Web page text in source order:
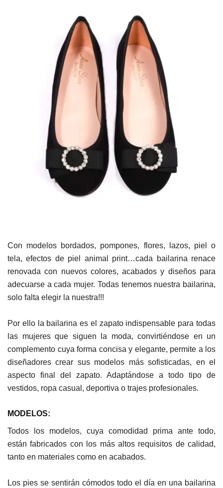
Con modelos bordados, pompones, flores, lazos, piel o
tela, efectos de piel animal print…cada bailarina renace
renovada con nuevos colores, acabados y diseños para
adecuarse a cada mujer. Todas tenemos nuestra bailarina,
solo falta elegir la nuestra!!!
Por ello la bailarina es el zapato indispensable para todas
las mujeres que siguen la moda, convirtiéndose en un
complemento cuya forma concisa y elegante, permite a los
diseñadores crear sus modelos más sofisticadas, en el
aspecto final del zapato. Adaptándose a todo tipo de
vestidos, ropa casual, deportiva o trajes profesionales.
MODELOS:
Todos los modelos, cuya comodidad prima ante todo,
están fabricados con los más altos requisitos de calidad,
tanto en materiales como en acabados.
Los pies se sentirán cómodos todo el día en una bailarina